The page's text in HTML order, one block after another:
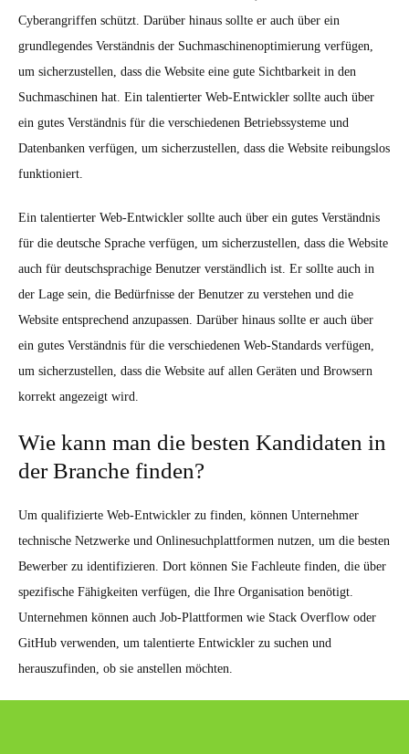
Cyberangriffen schützt. Darüber hinaus sollte er auch über ein
grundlegendes Verständnis der Suchmaschinenoptimierung verfügen,
um sicherzustellen, dass die Website eine gute Sichtbarkeit in den
Suchmaschinen hat. Ein talentierter Web-Entwickler sollte auch über
ein gutes Verständnis für die verschiedenen Betriebssysteme und
Datenbanken verfügen, um sicherzustellen, dass die Website reibungslos
funktioniert.
Ein talentierter Web-Entwickler sollte auch über ein gutes Verständnis
für die deutsche Sprache verfügen, um sicherzustellen, dass die Website
auch für deutschsprachige Benutzer verständlich ist. Er sollte auch in
der Lage sein, die Bedürfnisse der Benutzer zu verstehen und die
Website entsprechend anzupassen. Darüber hinaus sollte er auch über
ein gutes Verständnis für die verschiedenen Web-Standards verfügen,
um sicherzustellen, dass die Website auf allen Geräten und Browsern
korrekt angezeigt wird.
Wie kann man die besten Kandidaten in
der Branche finden?
Um qualifizierte Web-Entwickler zu finden, können Unternehmer
technische Netzwerke und Onlinesuchplattformen nutzen, um die besten
Bewerber zu identifizieren. Dort können Sie Fachleute finden, die über
spezifische Fähigkeiten verfügen, die Ihre Organisation benötigt.
Unternehmen können auch Job-Plattformen wie Stack Overflow oder
GitHub verwenden, um talentierte Entwickler zu suchen und
herauszufinden, ob sie anstellen möchten.